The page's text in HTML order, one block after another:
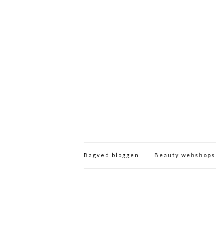
Bagved bloggen Beauty webshops